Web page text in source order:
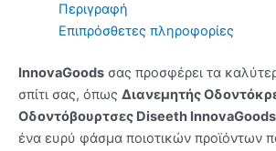
Περιγραφή
Επιπρόσθετες πληροφορίες
InnovaGoods σας προσφέρει τα
σπίτι σας, όπως Διανεμητής
Οδοντόβουρτσες Diseeth InnovaGoods
ένα ευρύ φάσμα ποιοτικών προϊόντων